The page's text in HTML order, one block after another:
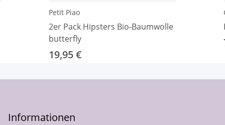
Petit Piao
2er Pack Hipsters Bio-Baumwolle
butterfly
19,95 €
Informationen